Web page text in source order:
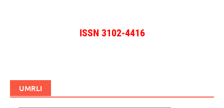
ISSN 3102-4416
UMRLI